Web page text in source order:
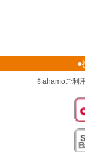
●
※ahamoご利